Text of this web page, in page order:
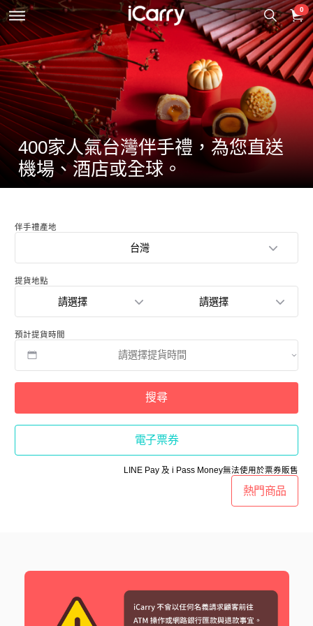
0
400家人氣台灣伴手禮，為您直送
機場、酒店或全球。
伴手禮產地
台灣
提貨地點
請選擇 請選擇
預計提貨時間
搜尋
電子票券
LINE Pay 及 i Pass Money無法使用於票券販售
熱門商品